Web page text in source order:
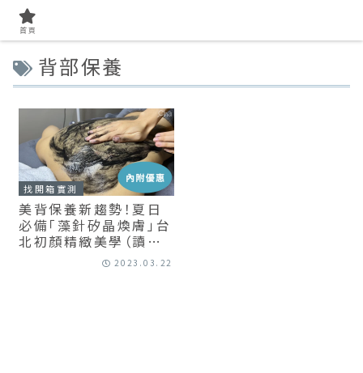
背部保養
找開箱實測
美背保養新趨勢！夏日
必備「藻針矽晶煥膚」台
北初顏精緻美學（讀者
2023.03.22
首頁